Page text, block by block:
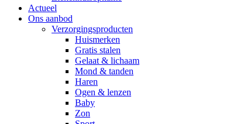
Actueel
Ons aanbod
Verzorgingsproducten
Huismerken
Gratis stalen
Gelaat & lichaam
Mond & tanden
Haren
Ogen & lenzen
Baby
Zon